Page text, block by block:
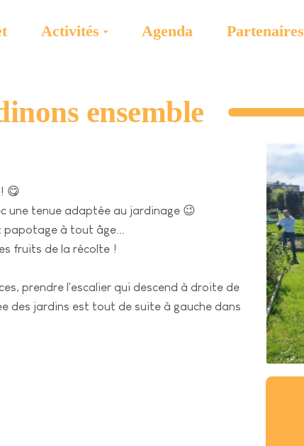
Activités Agenda Partenaires
ensemble
😋
une tenue adaptée au jardinage 😉
papotage à tout âge...
fruits de la récolte !
prendre l'escalier qui descend à droite de
des jardins est tout de suite à gauche dans